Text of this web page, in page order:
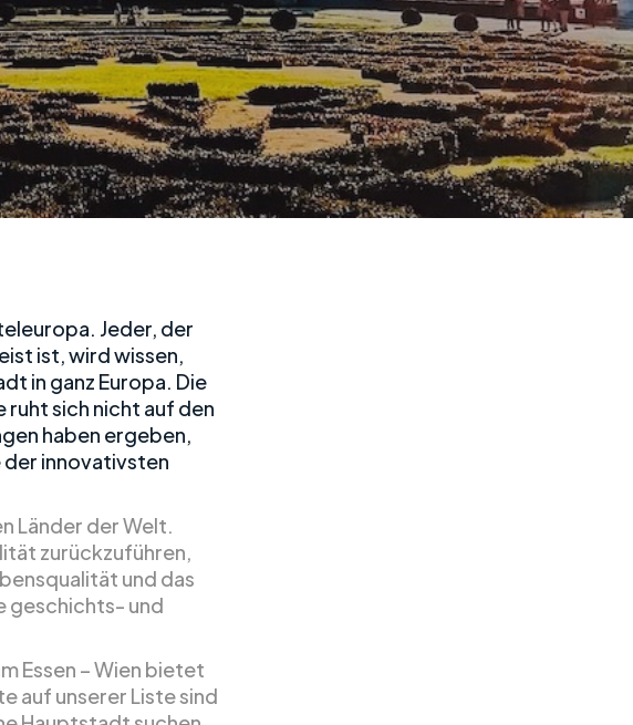
Jeder, der
ist, wird wissen,
in ganz Europa. Die
ruht sich nicht auf den
haben ergeben,
der innovativsten
Länder der Welt.
zurückzuführen,
und das
geschichts- und
Essen – Wien bietet
auf unserer Liste sind